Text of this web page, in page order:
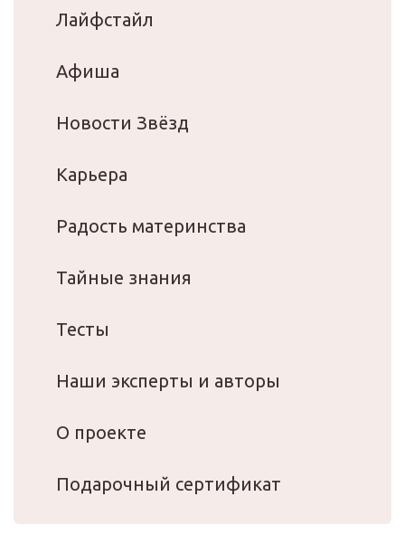
Лайфстайл
Афиша
Новости Звёзд
Карьера
Радость материнства
Тайные знания
Тесты
Наши эксперты и авторы
О проекте
Подарочный сертификат